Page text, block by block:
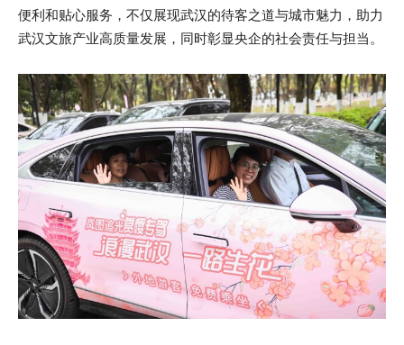
便利和贴心服务，不仅展现武汉的待客之道与城市魅力，助力
武汉文旅产业高质量发展，同时彰显央企的社会责任与担当。